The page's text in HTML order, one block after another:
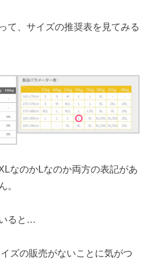
て、サイズの推奨表を見てみる
なのかLなのか両方の表記があ
。
ると…
ズの販売がないことに気がつ